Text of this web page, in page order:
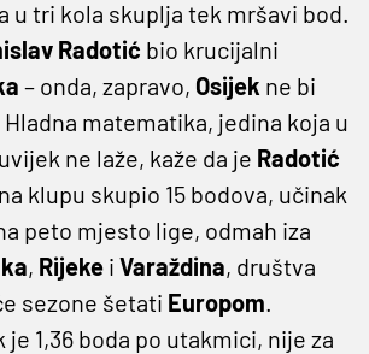
u tri kola skuplja tek mršavi bod.
Radotić bio krucijalni
– onda, zapravo, Osijek ne bi
matematika, jedina koja u
ne laže, kaže da je Radotić
klupu skupio 15 bodova, učinak
peto mjesto lige, odmah iza
, Rijeke i Varaždina, društva
sezone šetati Europom.
1,36 boda po utakmici, nije za